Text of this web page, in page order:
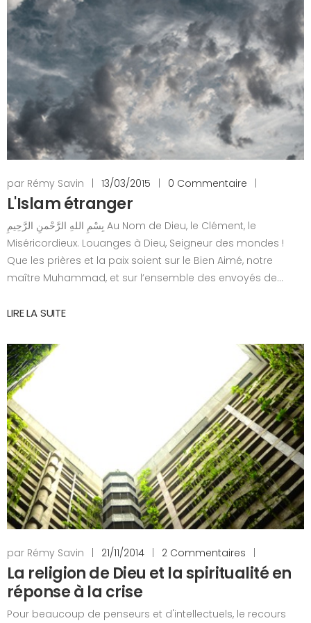
par Rémy Savin | 13/03/2015 | 0 Commentaire |
L'Islam étranger
بِسْمِ اللهِ الرَّحْمنِ الرَّحِيمِ Au Nom de Dieu, le Clément, le
Miséricordieux. Louanges à Dieu, Seigneur des mondes !
Que les prières et la paix soient sur le Bien Aimé, notre
maître Muhammad, et sur l’ensemble des envoyés de...
LIRE LA SUITE
par Rémy Savin 21/11/2014 2 Commentaires
La religion de Dieu et la spiritualité en
réponse à la crise
Pour beaucoup de penseurs et d'intellectuels, le recours